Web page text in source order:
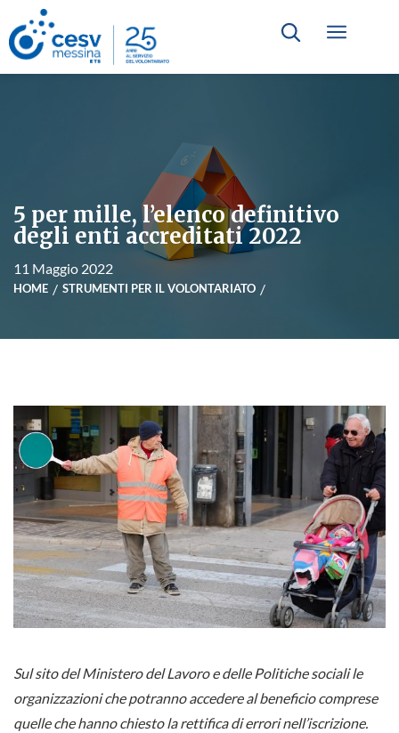
5 per mille, l’elenco definitivo
degli enti accreditati 2022
11 Maggio 2022
HOME STRUMENTI PER IL VOLONTARIATO
Sul sito del Ministero del Lavoro e delle Politiche sociali le
organizzazioni che potranno accedere al beneficio comprese
quelle che hanno chiesto la rettifica di errori nell’iscrizione.